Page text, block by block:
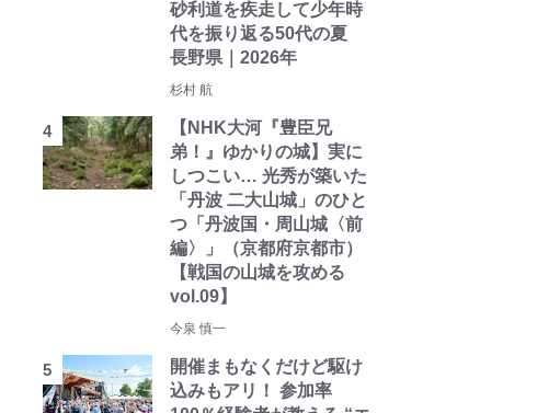
砂利道を疾走して少年時
代を振り返る50代の夏
長野県｜2026年
杉村 航
【NHK大河『豊臣兄
弟！』ゆかりの城】実に
しつこい… 光秀が築いた
「丹波 二大山城」のひと
つ「丹波国・周山城〈前
編〉」（京都府京都市）
【戦国の山城を攻める
vol.09】
今泉 慎一
開催まもなくだけど駆け
込みもアリ！ 参加率